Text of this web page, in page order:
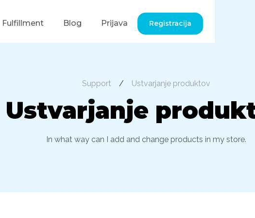
Fulfillment Blog Prijava Registracija
Support / Ustvarjanje produktov
Ustvarjanje
In what way can I add and change products in my store.